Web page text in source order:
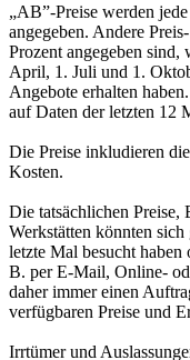
„AB”-Preise werden
angegeben. Andere
Prozent angegeben sind,
April, 1. Juli und 1.
Angebote erhalten
auf Daten der letzten 12
Die Preise inkludieren
Kosten.
Die tatsächlichen Preise,
Werkstätten könnten sich
letzte Mal besucht haben
B. per E-Mail, Online-
daher immer einen
verfügbaren Preise und
Irrtümer und